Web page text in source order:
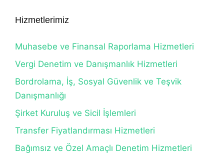
Hizmetlerimiz
Muhasebe ve Finansal Raporlama Hizmetleri
Vergi Denetim ve Danışmanlık Hizmetleri
Bordrolama, İş, Sosyal Güvenlik ve Teşvik
Danışmanlığı
Şirket Kuruluş ve Sicil İşlemleri
Transfer Fiyatlandırması Hizmetleri
Bağımsız ve Özel Amaçlı Denetim Hizmetleri